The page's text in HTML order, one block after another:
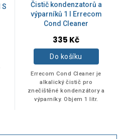
S
Čistič kondenzatorů a
výparníků 1 l Errecom
Cond Cleaner
Průměrné
hodnocení
produktu
je
5,0
z
5
hvězdiček.
335 Kč
Do košíku
Errecom Cond Cleaner je
alkalický čistič pro
znečištěné kondenzátory a
výparníky. Objem 1 litr.